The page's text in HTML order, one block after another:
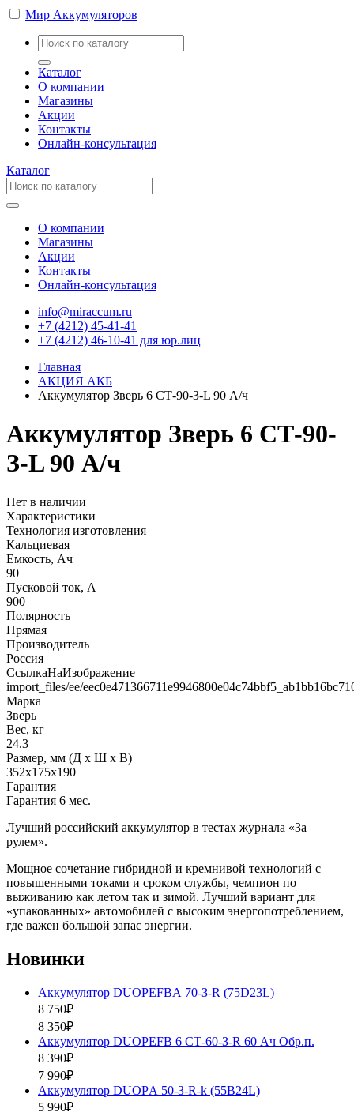
Мир Аккумуляторов
Каталог
О компании
Магазины
Акции
Контакты
Онлайн-консультация
Каталог
О компании
Магазины
Акции
Контакты
Онлайн-консультация
info@miraccum.ru
+7 (4212) 45-41-41
+7 (4212) 46-10-41 для юр.лиц
Главная
АКЦИЯ АКБ
Аккумулятор Зверь 6 СТ-90-З-L 90 А/ч
Аккумулятор Зверь 6 СТ-90-
З-L 90 А/ч
Нет в наличии
Характеристики
Технология изготовления
Кальциевая
Емкость, Ач
90
Пусковой ток, А
900
Полярность
Прямая
Производитель
Россия
СсылкаНаИзображение
import_files/ee/
Марка
Зверь
Вес, кг
24.3
Размер, мм (Д x Ш x В)
352x175x190
Гарантия
Гарантия 6 мес.
Лучший российский аккумулятор в тестах журнала «За
рулем».
Мощное сочетание гибридной и кремнивой технологий с
повышенными токами и сроком службы, чемпион по
выживанию как летом так и зимой. Лучший вариант для
«упакованных» автомобилей с высоким энергопотреблением,
где важен большой запас энергии.
Новинки
Аккумулятор DUOPEFBА 70-З-R (75D23L)
8 750₽
8 350₽
Аккумулятор DUOPEFB 6 СТ-60-З-R 60 Ач Обр.п.
8 390₽
7 990₽
Аккумулятор DUOPА 50-З-R-k (55B24L)
5 990₽